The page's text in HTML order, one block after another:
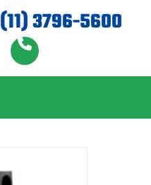
(11) 3796-5600